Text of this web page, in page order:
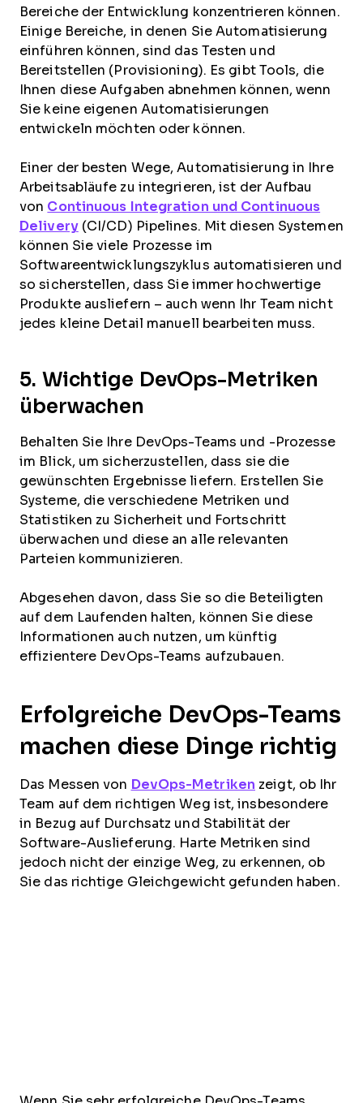
Bereiche der Entwicklung konzentrieren können.
Einige Bereiche, in denen Sie Automatisierung
einführen können, sind das Testen und
Bereitstellen (Provisioning). Es gibt Tools, die
Ihnen diese Aufgaben abnehmen können, wenn
Sie keine eigenen Automatisierungen
entwickeln möchten oder können.
Einer der besten Wege, Automatisierung in Ihre
Arbeitsabläufe zu integrieren, ist der Aufbau
von Continuous Integration und Continuous
Delivery(CI/CD) Pipelines. Mit diesen Systemen
können Sie viele Prozesse im
Softwareentwicklungszyklus automatisieren und
so sicherstellen, dass Sie immer hochwertige
Produkte ausliefern – auch wenn Ihr Team nicht
jedes kleine Detail manuell bearbeiten muss.
5. Wichtige DevOps-Metriken
überwachen
Behalten Sie Ihre DevOps-Teams und -Prozesse
im Blick, um sicherzustellen, dass sie die
gewünschten Ergebnisse liefern. Erstellen Sie
Systeme, die verschiedene Metriken und
Statistiken zu Sicherheit und Fortschritt
überwachen und diese an alle relevanten
Parteien kommunizieren.
Abgesehen davon, dass Sie so die Beteiligten
auf dem Laufenden halten, können Sie diese
Informationen auch nutzen, um künftig
effizientere DevOps-Teams aufzubauen.
Erfolgreiche DevOps-Teams
machen diese Dinge richtig
Das Messen von DevOps-Metriken zeigt, ob Ihr
Team auf dem richtigen Weg ist, insbesondere
in Bezug auf Durchsatz und Stabilität der
Software-Auslieferung. Harte Metriken sind
jedoch nicht der einzige Weg, zu erkennen, ob
Sie das richtige Gleichgewicht gefunden haben.